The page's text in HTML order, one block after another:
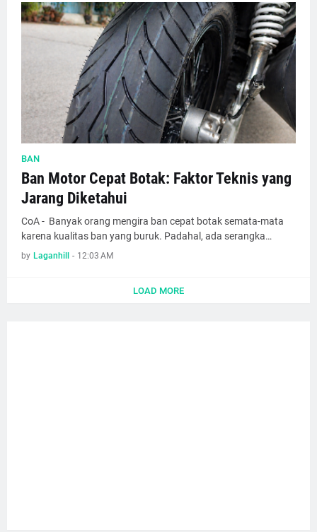
BAN
Ban Motor Cepat Botak: Faktor Teknis yang
Jarang Diketahui
CoA - Banyak orang mengira ban cepat botak semata-mata
karena kualitas ban yang buruk. Padahal, ada serangka…
by Laganhill - 12:03 AM
LOAD MORE